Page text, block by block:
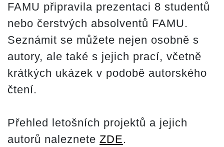
FAMU připravila prezentaci 8 studentů
nebo čerstvých absolventů FAMU.
Seznámit se můžete nejen osobně s
autory, ale také s jejich prací, včetně
krátkých ukázek v podobě autorského
čtení.
Přehled letošních projektů a jejich
autorů naleznete ZDE.